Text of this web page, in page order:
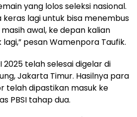
yang lolos seleksi nasional.
keras lagi untuk bisa menembus
awal, ke depan kalian
pesan Wamenpora Taufik.
2025 telah selesai digelar di
Jakarta Timur. Hasilnya para
telah dipastikan masuk ke
PBSI tahap dua.